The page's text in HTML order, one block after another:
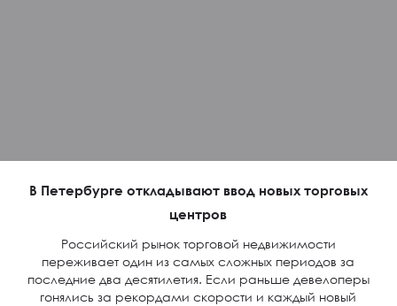
В Петербурге откладывают ввод новых торговых
центров
Российский рынок торговой недвижимости
переживает один из самых сложных периодов за
последние два десятилетия. Если раньше девелоперы
гонялись за рекордами скорости и каждый новый